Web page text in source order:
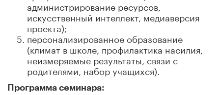
администрирование ресурсов,
искусственный интеллект, медиаверсия
проекта);
персонализированное образование
(климат в школе, профилактика насилия,
неизмеряемые результаты, связи с
родителями, набор учащихся).
Программа семинара: